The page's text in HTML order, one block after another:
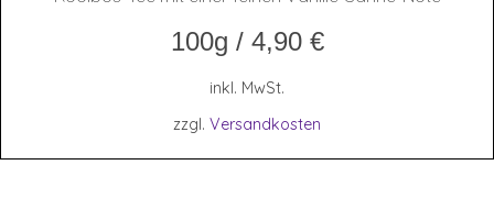
100g / 4,90 €
inkl. MwSt.
zzgl. Versandkosten